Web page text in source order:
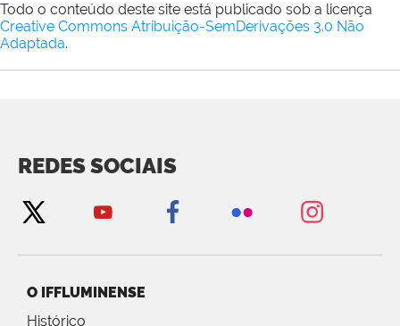
Todo o conteúdo deste site está publicado sob a licença
Creative Commons Atribuição-SemDerivações 3.0 Não
Adaptada.
REDES SOCIAIS
O IFFLUMINENSE
Histórico